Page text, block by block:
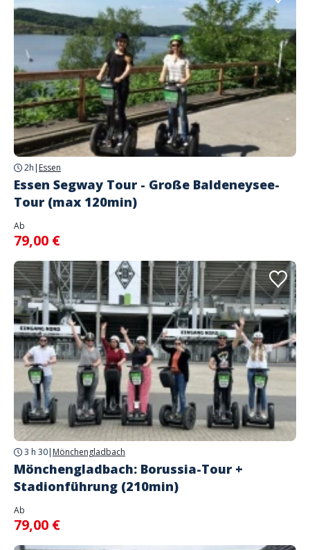
2h | Essen
Essen Segway Tour - Große Baldeneysee-
Tour (max 120min)
Ab
79,00 €
3 h 30| Mönchengladbach
Mönchengladbach: Borussia-Tour +
Stadionführung (210min)
Ab
79,00 €